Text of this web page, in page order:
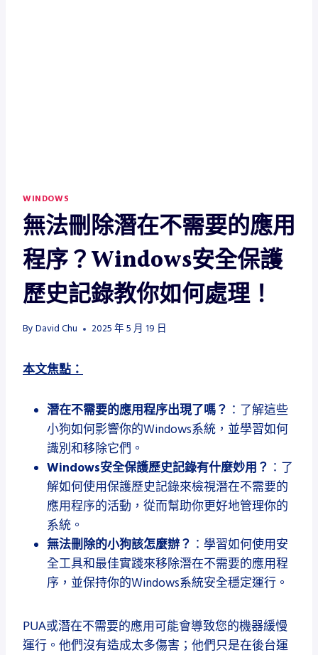
WINDOWS
無法刪除潛在不需要的應用
程序？Windows安全保護
歷史記錄教你如何處理！
By David Chu 2025 年 5 月 19 日
本文焦點：
潛在不需要的應用程序出現了嗎？ ：了解這些
小狗如何影響你的Windows系統，並學習如何
識別和移除它們。
Windows安全保護歷史記錄有什麼妙用？ ：了
解如何使用保護歷史記錄來檢視潛在不需要的
應用程序的活動，從而幫助你更好地管理你的
系統。
無法刪除的小狗該怎麼辦？ ：學習如何使用安
全工具和最佳實踐來移除潛在不需要的應用程
序，並保持你的Windows系統安全穩定運行。
PUA或潛在不需要的應用可能會導致您的機器緩慢
運行。他們沒有造成太多傷害；他們只是在後台運